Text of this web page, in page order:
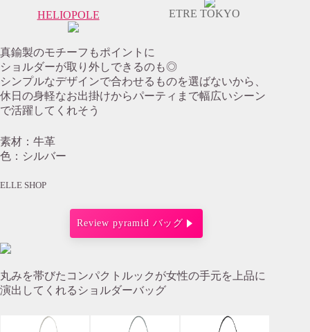
HELIOPOLE ETRE TOKYO
真鍮製のモチーフもポイントに
ショルダーが取り外しできるのも◎
シンプルなデザインで合わせるものを選ばないから、
休日の身軽なお出掛けからパーティまで幅広いシーン
で活躍してくれそう
素材：牛革
色：シルバー
ELLE SHOP
Review pyramid バッグ
丸みを帯びたコンパクトルックが女性の手元を上品に
演出してくれるショルダーバッグ